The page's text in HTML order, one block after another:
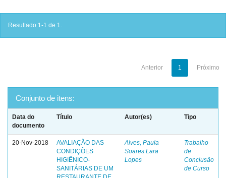
Resultado 1-1 de 1.
Anterior 1 Próximo
Conjunto de itens:
Data do
documento
Título Autor(es) Tipo
20-Nov-2018
AVALIAÇÃO DAS
CONDIÇÕES
HIGIÊNICO-
SANITÁRIAS DE UM
Alves, Paula
Soares Lara
Lopes
Trabalho
de
Conclusão
de Curso